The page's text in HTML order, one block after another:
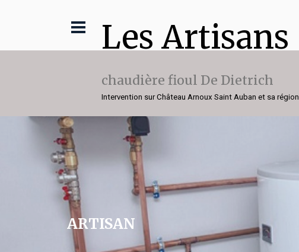
Les Artisans
chaudière fioul De Dietrich
Intervention sur Château Arnoux Saint Auban et sa région
ARTISAN